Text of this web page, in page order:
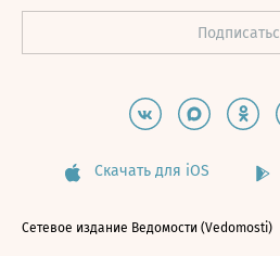
Скачать для iOS
Сетевое издание Ведомости (Vedomosti)